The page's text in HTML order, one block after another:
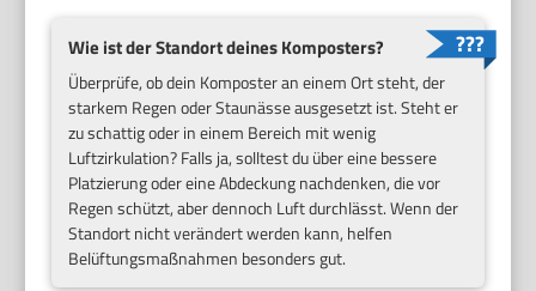
Wie ist der Standort deines Komposters?
Überprüfe, ob dein Komposter an einem Ort steht, der
starkem Regen oder Staunässe ausgesetzt ist. Steht er
zu schattig oder in einem Bereich mit wenig
Luftzirkulation? Falls ja, solltest du über eine bessere
Platzierung oder eine Abdeckung nachdenken, die vor
Regen schützt, aber dennoch Luft durchlässt. Wenn der
Standort nicht verändert werden kann, helfen
Belüftungsmaßnahmen besonders gut.